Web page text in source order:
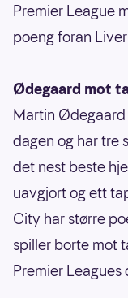
Premier League
poeng foran
Ødegaard mot
Martin Ødegaard
dagen og har tre
det nest beste
uavgjort og ett
City har større
spiller borte mot
Premier